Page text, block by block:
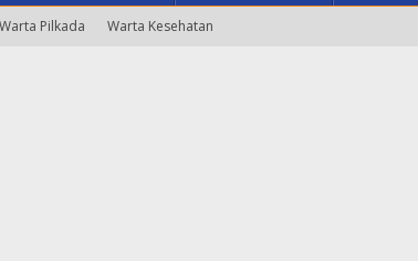
Warta Pilkada Warta Kesehatan